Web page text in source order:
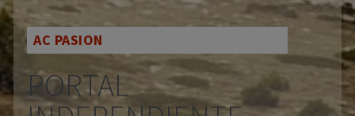
AC PASION
PORTAL